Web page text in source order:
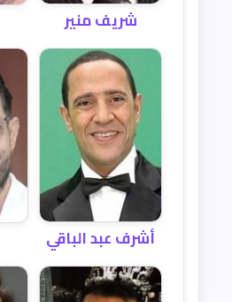
شريف منير
أشرف عبد الباقي